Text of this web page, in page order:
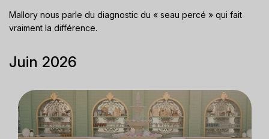
Mallory nous parle du diagnostic du « seau percé » qui fait
vraiment la différence.
Juin 2026